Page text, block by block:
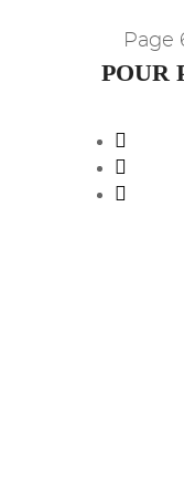
Page
POUR